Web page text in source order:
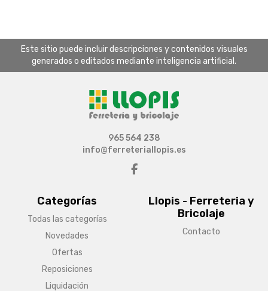
Este sitio puede incluir descripciones y contenidos visuales
generados o editados mediante inteligencia artificial.
Categorías
Todas las categorías
Novedades
Ofertas
Reposiciones
Liquidación
Llopis - Ferreteria y
Bricolaje
Contacto
965 564 238
info@ferreteriallopis.es